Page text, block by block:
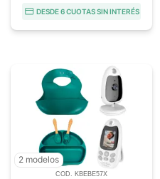
DESDE 6 CUOTAS SIN INTERÉS
2 modelos
COD. KBEBE57X